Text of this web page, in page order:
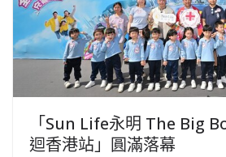
「Sun Life永明 The Big
迴香港站」圓滿落幕